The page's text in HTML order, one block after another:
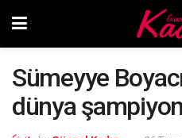
Sümeyye
dünya